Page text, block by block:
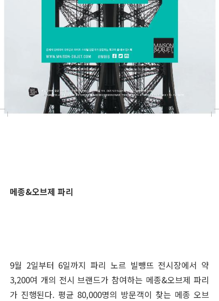
메종&오브제 파리
9월 2일부터 6일까지 파리 노르 빌뺑뜨 전시장에서 약
3,200여 개의 전시 브랜드가 참여하는 메종&오브제 파리
가 진행된다. 평균 80,000명의 방문객이 찾는 메종 오브